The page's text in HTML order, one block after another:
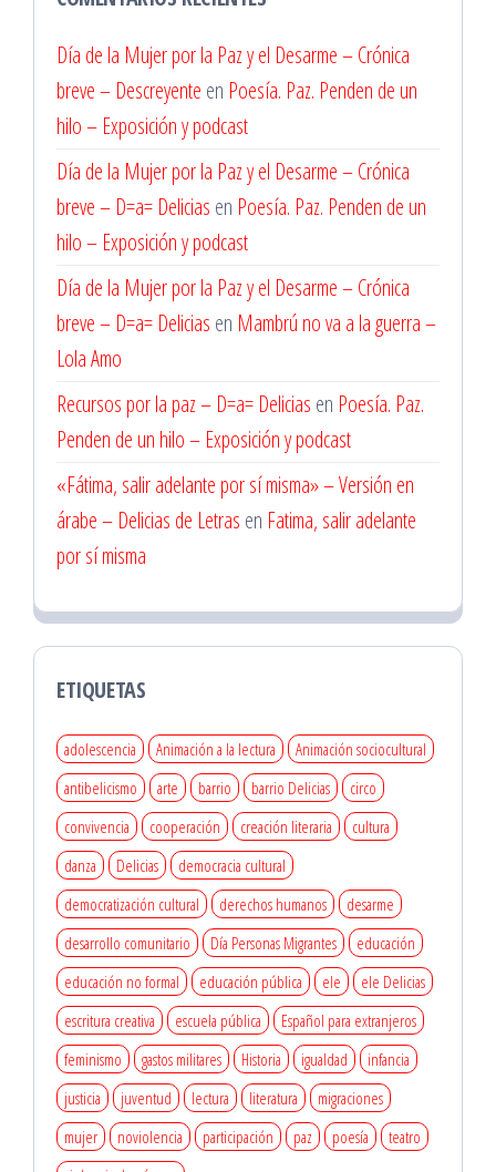
Día de la Mujer por la Paz y el Desarme – Crónica
breve – Descreyente en Poesía. Paz. Penden de un
hilo – Exposición y podcast
Día de la Mujer por la Paz y el Desarme – Crónica
breve – D=a= Delicias en Poesía. Paz. Penden de un
hilo – Exposición y podcast
Día de la Mujer por la Paz y el Desarme – Crónica
breve – D=a= Delicias en Mambrú no va a la guerra –
Lola Amo
Recursos por la paz – D=a= Delicias en Poesía. Paz.
Penden de un hilo – Exposición y podcast
«Fátima, salir adelante por sí misma» – Versión en
árabe – Delicias de Letras en Fatima, salir adelante
por sí misma
ETIQUETAS
adolescencia Animación a la lectura
Animación sociocultural
antibelicismo
arte barrio barrio Delicias
circo
convivencia
cooperación creación literaria
cultura
danza
Delicias
democracia cultural
democratización cultural
derechos humanos
desarme
desarrollo comunitario
Día Personas Migrantes
educación
educación no formal
educación pública ele
ele Delicias
escritura creativa
escuela pública
Español para extranjeros
feminismo
gastos militares Historia igualdad
infancia
justicia
juventud lectura literatura
migraciones
mujer
noviolencia participación paz poesía
teatro